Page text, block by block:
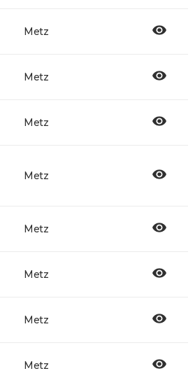
Metz
Metz
Metz
Metz
Metz
Metz
Metz
Metz